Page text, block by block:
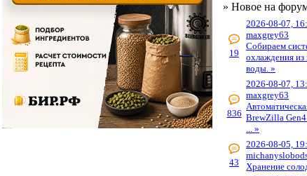
» Новое на
19
2026-08-07,
maxgrey63
Собираем
охлаждения из
воды. »
836
2026-08-07,
maxgrey63
BrewZilla
... »
43
2026-08-05,
Хранение